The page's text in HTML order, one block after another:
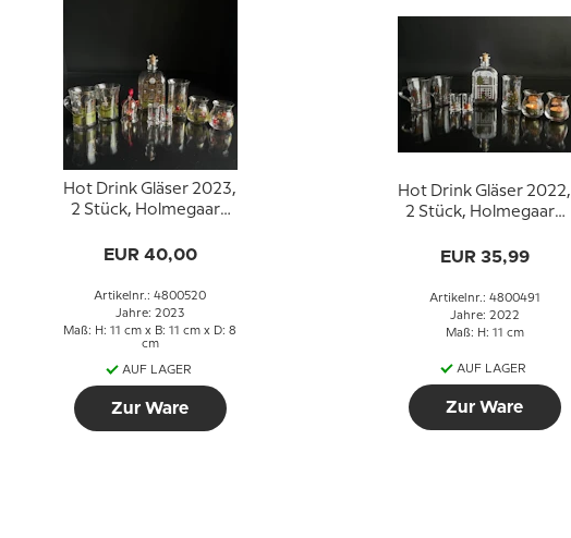
Hot Drink Gläser 2023,
2 Stück, Holmegaard
EUR 40,00
Artikelnr.: 4800520
Jahre: 2023
Maß: H: 11 cm x B: 11 cm x D: 8
cm
AUF LAGER
Zur Ware
Hot Drink Gläser 2022,
2 Stück, Holmegaard
EUR 35,99
Artikelnr.: 4800491
Jahre: 2022
Maß: H: 11 cm
AUF LAGER
Zur Ware